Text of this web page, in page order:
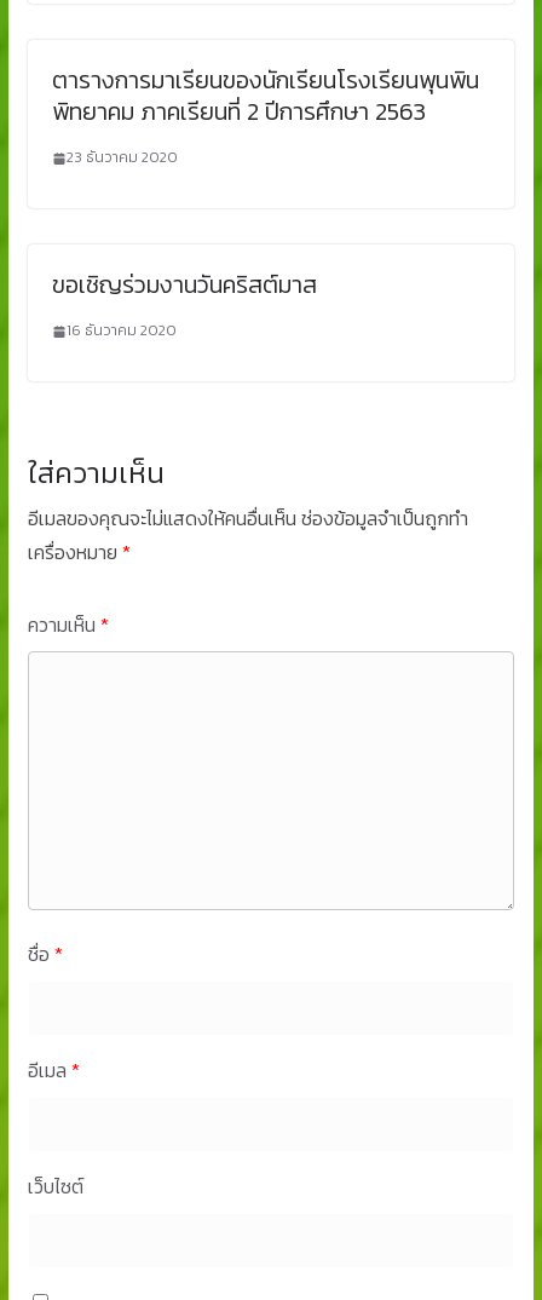
ตารางการมาเรียนของนักเรียนโรงเรียนพุนพิน
พิทยาคม ภาคเรียนที่ 2 ปีการศึกษา 2563
23 ธันวาคม 2020
ขอเชิญร่วมงานวันคริสต์มาส
16 ธันวาคม 2020
ใส่ความเห็น
อีเมลของคุณจะไม่แสดงให้คนอื่นเห็น ช่องข้อมูลจำเป็นถูกทำ
เครื่องหมาย *
ความเห็น *
ชื่อ *
อีเมล *
เว็บไซต์